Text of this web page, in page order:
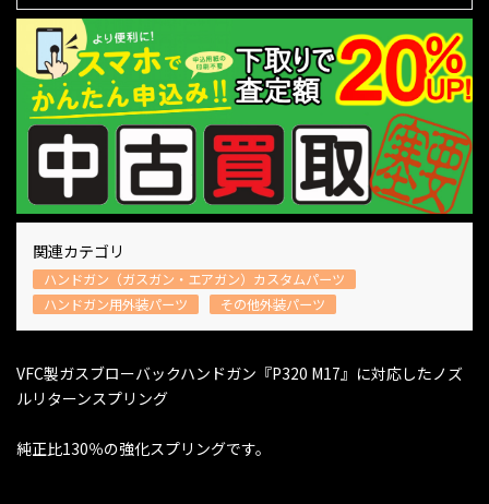
関連カテゴリ
ハンドガン（ガスガン・エアガン）カスタムパーツ
ハンドガン用外装パーツ
その他外装パーツ
VFC製ガスブローバックハンドガン『P320 M17』に対応したノズ
ルリターンスプリング
純正比130％の強化スプリングです。